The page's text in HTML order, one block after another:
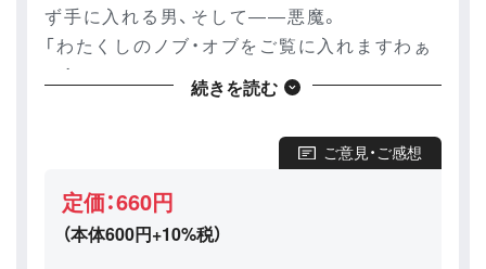
ず手に入れる男、そして――悪魔。
「わたくしのノブ・オブをご覧に入れますわぁ
ー！」
「とうとう略しだしたよ……」
非日常（イレギュラー）の跋扈する船内、ヴィ
クトは少女を救い、目的を果たせるのか。
第１０回GA文庫大賞・優秀賞受賞の群像・狂想
曲、ここに開幕――
続きを読む
ご意見・ご感想
定価：660円
（本体600円+10%税）